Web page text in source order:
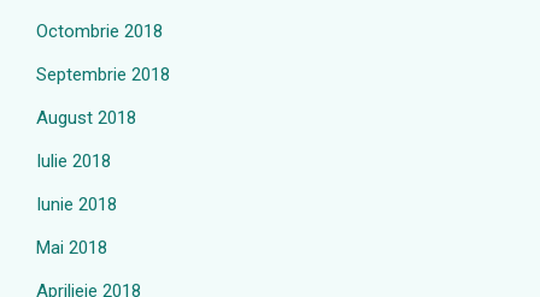
Octombrie 2018
Septembrie 2018
August 2018
Iulie 2018
Iunie 2018
Mai 2018
Aprilieie 2018